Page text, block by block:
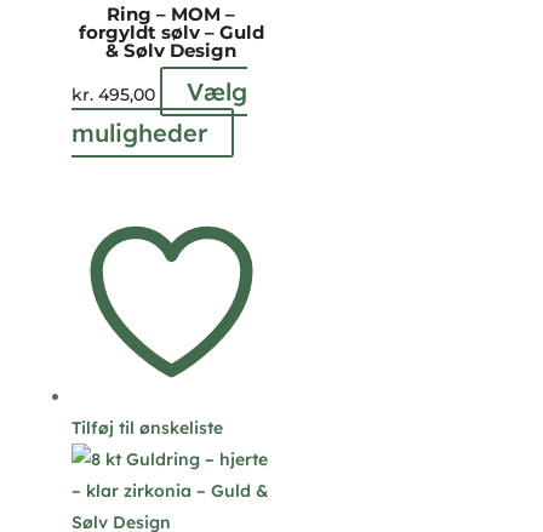
Ring – MOM –
forgyldt sølv – Guld
& Sølv Design
kr.495,00
Vælg
muligheder
vare
varianter.
Mulighederne
kan
Tilføj til ønskeliste